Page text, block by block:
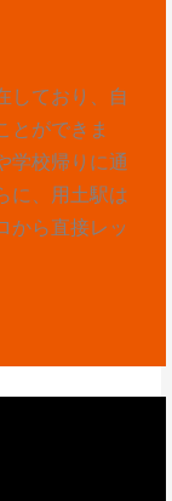
しており、自
とができま
学校帰りに通
に、用土駅は
から直接レッ